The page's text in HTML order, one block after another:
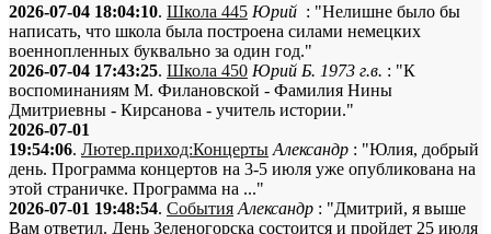
2026-07-04 18:04:10. Школа 445 Юрий : "Нелишне было бы
написать, что школа была построена силами немецких
военнопленных буквально за один год."
2026-07-04 17:43:25. Школа 450 Юрий Б. 1973 г.в. : "К
воспоминаниям М. Филановской - Фамилия Нины
Дмитриевны - Кирсанова - учитель истории."
2026-07-01
19:54:06. Лютер.приход:Концерты Александр : "Юлия, добрый
день. Программа концертов на 3-5 июля уже опубликована на
этой страничке. Программа на ..."
2026-07-01 19:48:54. События Александр : "Дмитрий, я выше
Вам ответил. День Зеленогорска состоится и пройдет 25 июля